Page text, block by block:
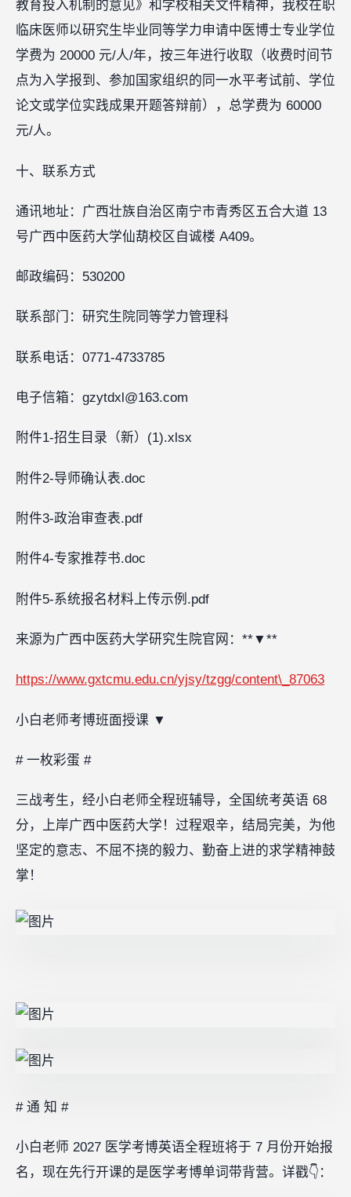
教育投入机制的意见》和学校相关文件精神，我校在职
临床医师以研究生毕业同等学力申请中医博士专业学位
学费为 20000 元/人/年，按三年进行收取（收费时间节
点为入学报到、参加国家组织的同一水平考试前、学位
论文或学位实践成果开题答辩前），总学费为 60000
元/人。
十、联系方式
通讯地址：广西壮族自治区南宁市青秀区五合大道 13
号广西中医药大学仙葫校区自诚楼 A409。
邮政编码：530200
联系部门：研究生院同等学力管理科
联系电话：0771-4733785
电子信箱：gzytdxl@163.com
附件1-招生目录（新）(1).xlsx
附件2-导师确认表.doc
附件3-政治审查表.pdf
附件4-专家推荐书.doc
附件5-系统报名材料上传示例.pdf
来源为广西中医药大学研究生院官网：**▼**‍‍
https://www.gxtcmu.edu.cn/yjsy/tzgg/content\_87063
小白老师考博班面授课 ▼
# 一枚彩蛋 #
三战考生，经小白老师全程班辅导，全国统考英语 68
分，上岸广西中医药大学！过程艰辛，结局完美，为他
坚定的意志、不屈不挠的毅力、勤奋上进的求学精神鼓
掌！
# 通 知 #
小白老师 2027 医学考博英语全程班将于 7 月份开始报
名，现在先行开课的是医学考博单词带背营。详戳👇：